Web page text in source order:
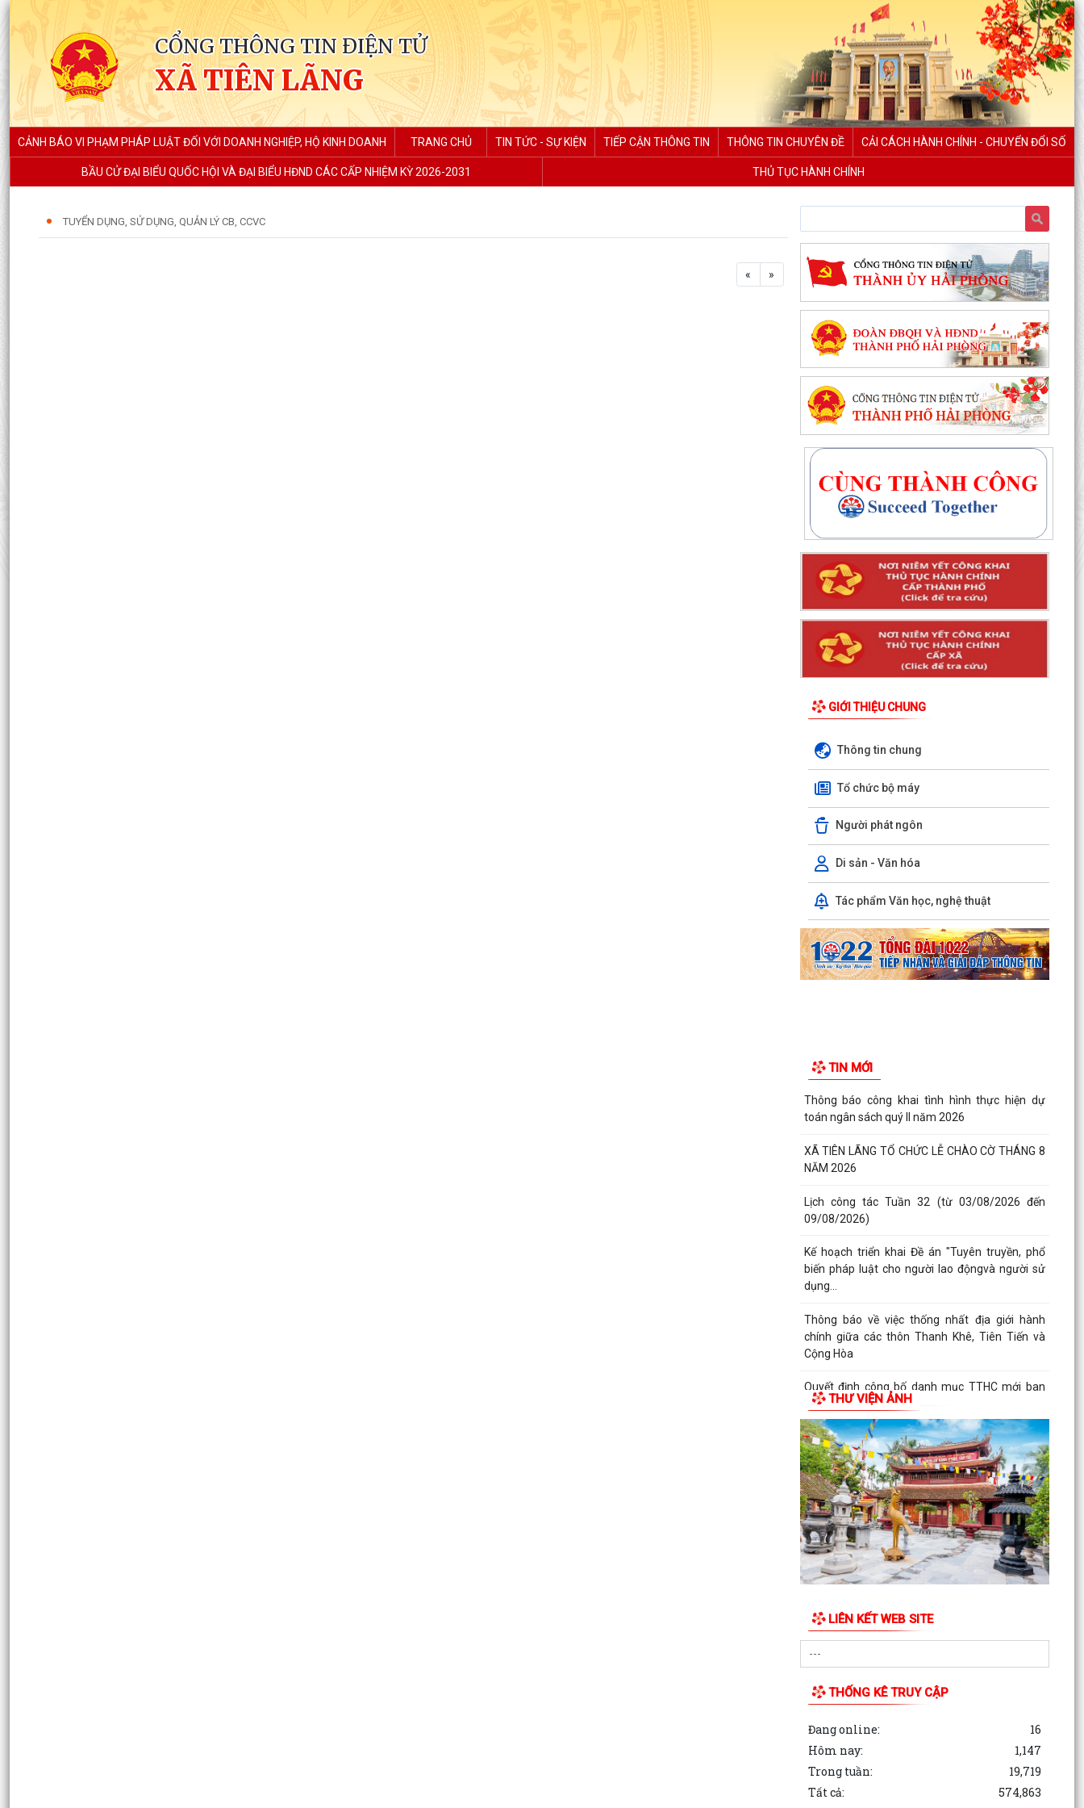
CỔNG THÔNG TIN ĐIỆN TỬ
XÃ TIÊN LÃNG
CẢNH BÁO VI PHẠM PHÁP LUẬT ĐỐI VỚI DOANH NGHIỆP, HỘ KINH DOANH TRANG CHỦ TIN TỨC - SỰ KIỆN TIẾP CẬN THÔNG TIN THÔNG TIN CHUYÊN ĐỀ CẢI CÁCH HÀNH CHÍNH - CHUYỂN ĐỔI SỐ
BẦU CỬ ĐẠI BIỂU QUỐC HỘI VÀ ĐẠI BIỂU HĐND CÁC CẤP NHIỆM KỲ 2026-2031 THỦ TỤC HÀNH CHÍNH
TUYỂN DỤNG, SỬ DỤNG, QUẢN LÝ CB, CCVC
« »
GIỚI THIỆU CHUNG
Thông tin chung
Tổ chức bộ máy
Người phát ngôn
Di sản - Văn hóa
Tác phẩm Văn học, nghệ thuật
TIN MỚI
Thông báo công khai tình hình thực hiện dự
toán ngân sách quý II năm 2026
XÃ TIÊN LÃNG TỔ CHỨC LỄ CHÀO CỜ THÁNG 8
NĂM 2026
Lịch công tác Tuần 32 (từ 03/08/2026 đến
09/08/2026)
Kế hoạch triển khai Đề án "Tuyên truyền, phổ
biến pháp luật cho người lao độngvà người sử
dụng...
Thông báo về việc thống nhất địa giới hành
chính giữa các thôn Thanh Khê, Tiên Tiến và
Cộng Hòa
Quyết định công bố danh mục TTHC mới ban
hành, bị bãi bỏ thuộc phạm vi chức năng quản lý
của Sở...
THƯ VIỆN ẢNH
LIÊN KẾT WEB SITE
THỐNG KÊ TRUY CẬP
Đang online:
16
Hôm nay:
1,147
Trong tuần:
19,719
Tất cả:
574,863